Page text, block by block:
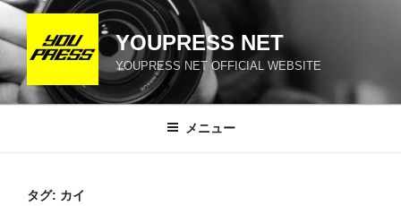
コ
ン
ン
YOUPRESS NET
YOUPRESS NET OFFICIAL WEBSITE
メニュー
タグ: カイ